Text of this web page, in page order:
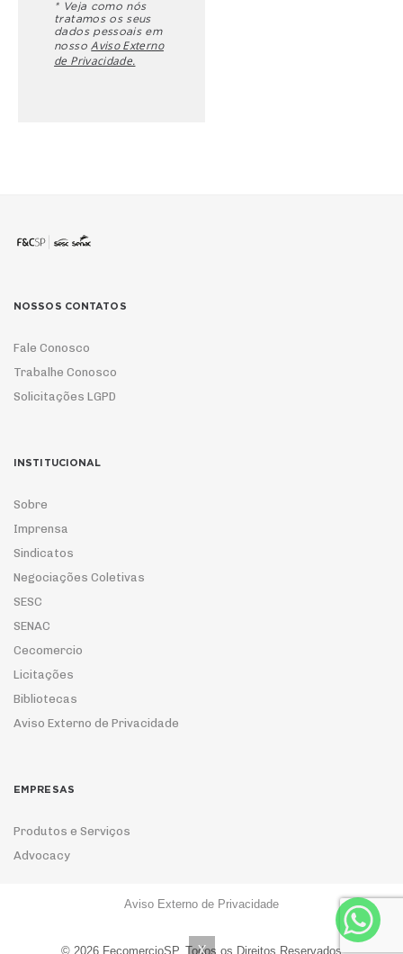
* Veja como nós
tratamos os seus
dados pessoais em
nosso Aviso Externo
de Privacidade.
NOSSOS CONTATOS
Fale Conosco
Trabalhe Conosco
Solicitações LGPD
INSTITUCIONAL
Sobre
Imprensa
Sindicatos
Negociações Coletivas
SESC
SENAC
Cecomercio
Licitações
Bibliotecas
Aviso Externo de Privacidade
EMPRESAS
Produtos e Serviços
Advocacy
Aviso Externo de Privacidade
© 2026 FecomercioSP. Todos os Direitos Reservados